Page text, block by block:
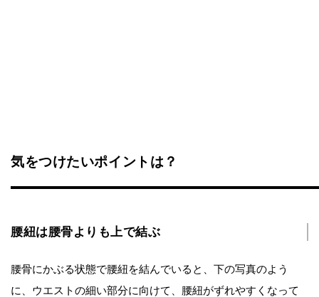
気をつけたいポイントは？
腰紐は腰骨よりも上で結ぶ
腰骨にかぶる状態で腰紐を結んでいると、下の写真のよう
に、ウエストの細い部分に向けて、腰紐がずれやすくなって